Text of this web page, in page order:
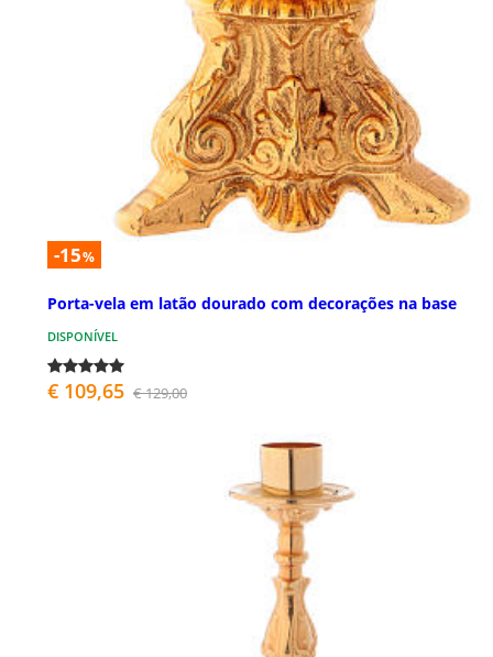
-15%
Porta-vela em latão dourado com decorações na base
DISPONÍVEL
€ 109,65 € 129,00